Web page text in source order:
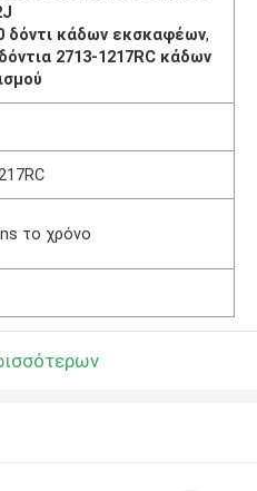
δόντι κάδων εκσκαφέων,
2713-1217RC κάδων
το χρόνο